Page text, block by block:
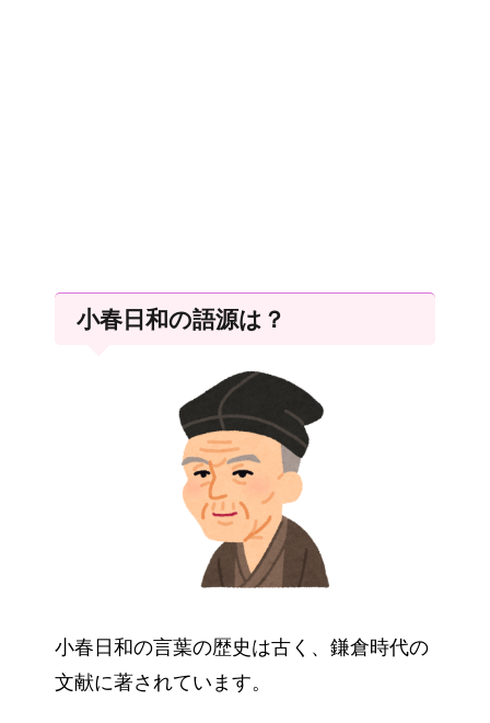
小春日和の語源は？
小春日和の言葉の歴史は古く、鎌倉時代の
文献に著されています。